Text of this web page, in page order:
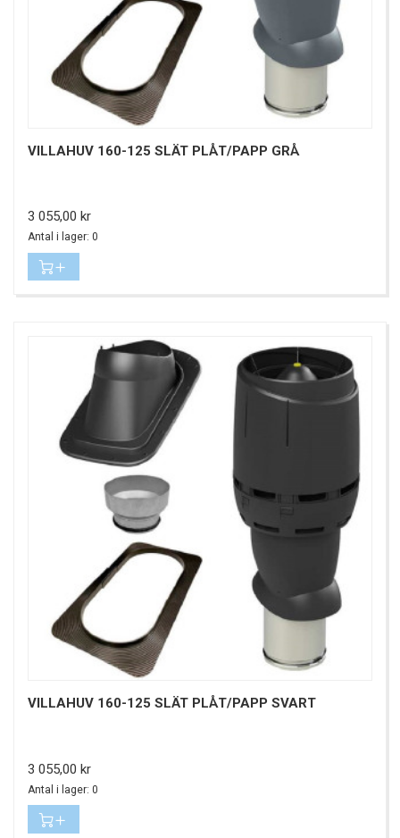
VILLAHUV 160-125 SLÄT PLÅT/PAPP GRÅ
Pris
3 055,00 kr
Antal i lager: 0
VILLAHUV 160-125 SLÄT PLÅT/PAPP SVART
Pris
3 055,00 kr
Antal i lager: 0